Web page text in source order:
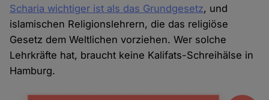
Scharia wichtiger ist als das Grundgesetz, und
islamischen Religionslehrern, die das religiöse
Gesetz dem Weltlichen vorziehen. Wer solche
Lehrkräfte hat, braucht keine Kalifats-Schreihälse in
Hamburg.